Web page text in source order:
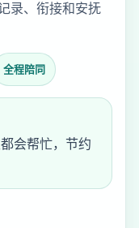
录、衔接和安抚
全程陪同
会帮忙，节约